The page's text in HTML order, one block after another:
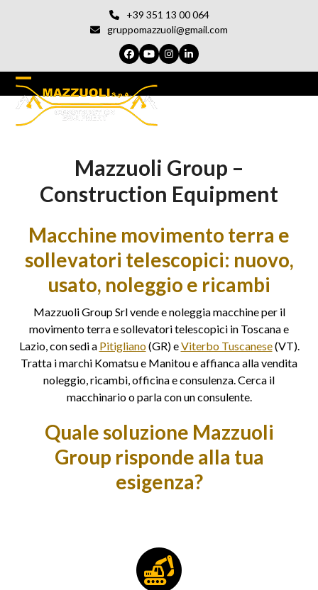
+39 351 13 00 064
gruppomazzuoli@gmail.com
Facebook
YouTubeInstagram
LinkedIn
Open
mobile
Chiudi
cellulare
Mazzuoli Group –
Construction Equipment
Macchine movimento terra e
sollevatori telescopici: nuovo,
usato, noleggio e ricambi
Mazzuoli Group Srl vende e noleggia macchine per il
movimento terra e sollevatori telescopici in Toscana e
Lazio, con sedi a Pitigliano(GR) eViterbo Tuscanese(VT).
Tratta i marchi Komatsu e Manitou e affianca alla vendita
noleggio, ricambi, officina e consulenza. Cerca il
macchinario o parla con un consulente.
Quale soluzione Mazzuoli
Group risponde alla tua
esigenza?